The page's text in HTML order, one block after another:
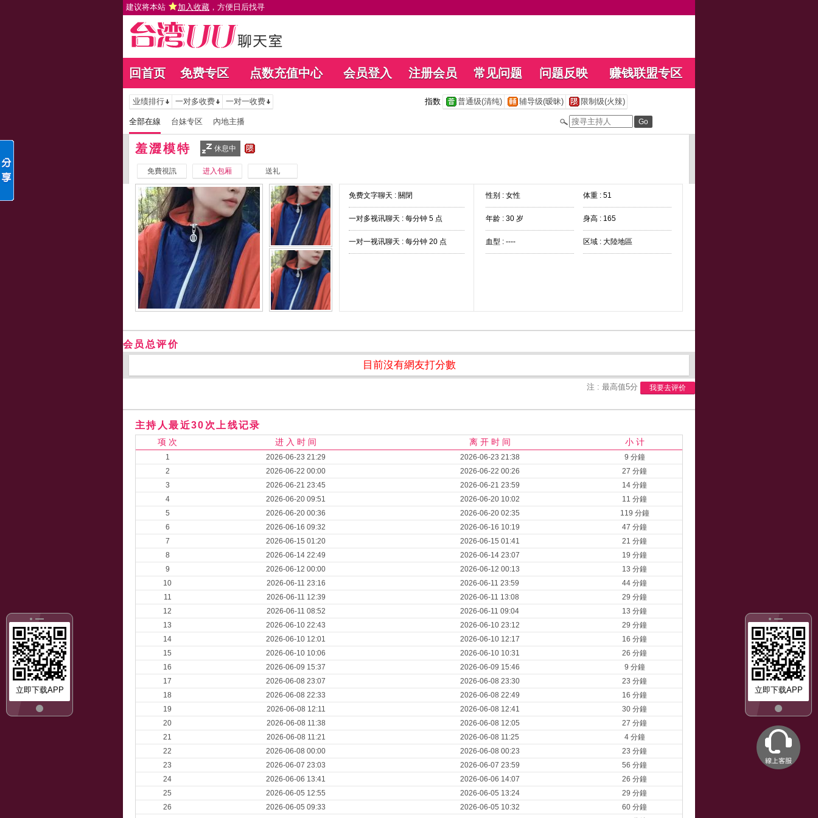
建议将本站 加入收藏 ，方便日后找寻
回首页 免费专区 点数充值中心 会员登入 注册会员 常见问题 问题反映 赚钱联盟专区
立即下载APP
立即下载APP
业绩排行 一对多收费 一对一收费 指数 普通级(清纯) 辅导级(暧昧) 限制级(火辣)
全部在線 台妹专区 內地主播
羞澀模特 休息中
免費視訊 进入包厢 送礼
免费文字聊天 : 關閉
一对多视讯聊天 : 每分钟 5 点
一对一视讯聊天 : 每分钟 20 点
性别 : 女性 体重 : 51
年龄 : 30 岁 身高 : 165
血型 : ---- 区域 : 大陸地區
会员总评价
目前沒有網友打分數
注 : 最高值5分 我要去评价
主持人最近30次上线记录
项 次 进 入 时 间 离 开 时 间 小 计
1 2026-06-23 21:29 2026-06-23 21:38
9 分鐘
2
2026-06-22 00:00 2026-06-22 00:26
27 分鐘
3
2026-06-21 23:45 2026-06-21 23:59
14 分鐘
4
2026-06-20 09:51 2026-06-20 10:02
11 分鐘
5
2026-06-20 00:36 2026-06-20 02:35
119 分鐘
6
2026-06-16 09:32 2026-06-16 10:19
47 分鐘
7
2026-06-15 01:20 2026-06-15 01:41
21 分鐘
8
2026-06-14 22:49 2026-06-14 23:07
19 分鐘
9
2026-06-12 00:00 2026-06-12 00:13
13 分鐘
10
2026-06-11 23:16 2026-06-11 23:59
44 分鐘
11
2026-06-11 12:39 2026-06-11 13:08
29 分鐘
12
2026-06-11 08:52 2026-06-11 09:04
13 分鐘
13
2026-06-10 22:43 2026-06-10 23:12
29 分鐘
14
2026-06-10 12:01 2026-06-10 12:17
16 分鐘
15
2026-06-10 10:06 2026-06-10 10:31
26 分鐘
16
2026-06-09 15:37 2026-06-09 15:46
9 分鐘
17
2026-06-08 23:07 2026-06-08 23:30
23 分鐘
18
2026-06-08 22:33 2026-06-08 22:49
16 分鐘
19
2026-06-08 12:11 2026-06-08 12:41
30 分鐘
20
2026-06-08 11:38 2026-06-08 12:05
27 分鐘
21
2026-06-08 11:21 2026-06-08 11:25
4 分鐘
22
2026-06-08 00:00 2026-06-08 00:23
23 分鐘
23
2026-06-07 23:03 2026-06-07 23:59
56 分鐘
24
2026-06-06 13:41 2026-06-06 14:07
26 分鐘
25
2026-06-05 12:55 2026-06-05 13:24
29 分鐘
26
2026-06-05 09:33 2026-06-05 10:32
60 分鐘